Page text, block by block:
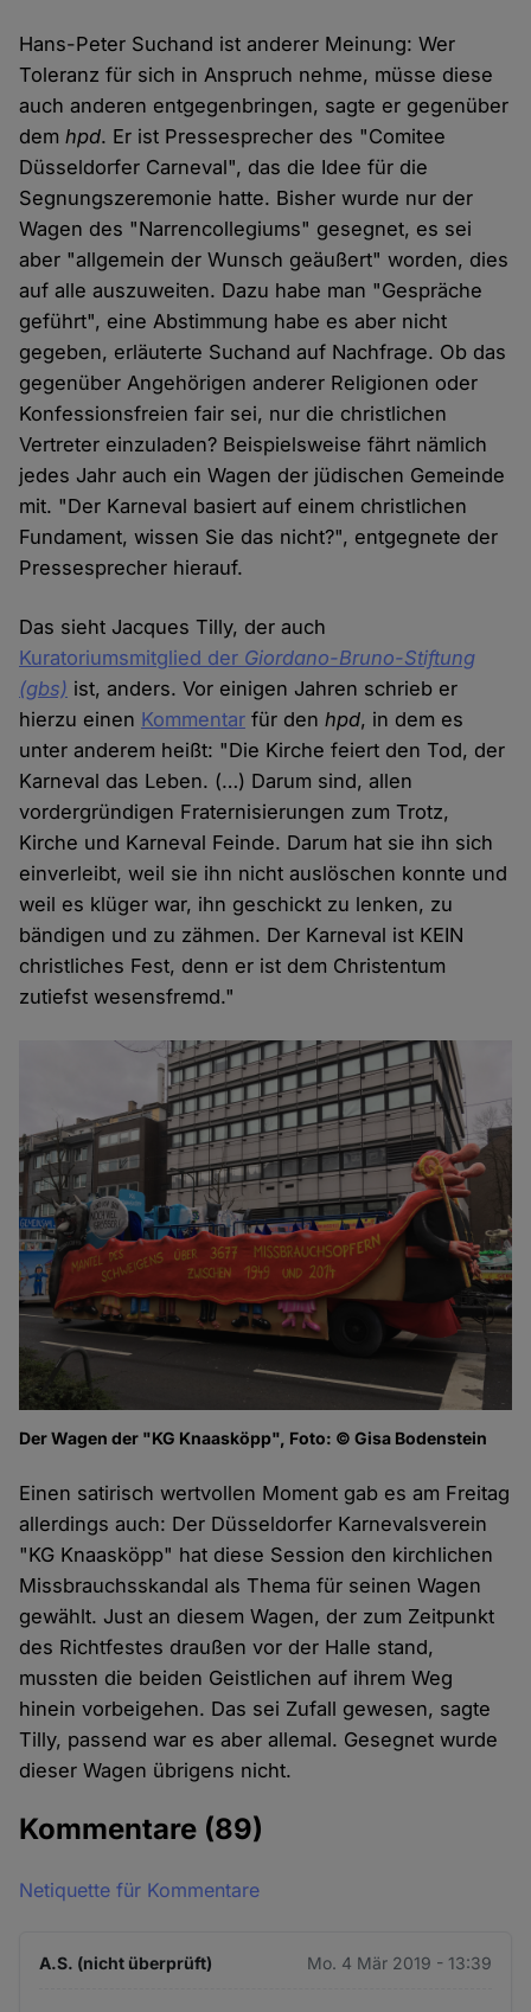
Hans-Peter Suchand ist anderer Meinung: Wer
Toleranz für sich in Anspruch nehme, müsse diese
auch anderen entgegenbringen, sagte er gegenüber
demhpd. Er ist Pressesprecher des "Comitee
Düsseldorfer Carneval", das die Idee für die
Segnungszeremonie hatte. Bisher wurde nur der
Wagen des "Narrencollegiums" gesegnet, es sei
aber "allgemein der Wunsch geäußert" worden, dies
auf alle auszuweiten. Dazu habe man "Gespräche
geführt", eine Abstimmung habe es aber nicht
gegeben, erläuterte Suchand auf Nachfrage. Ob das
gegenüber Angehörigen anderer Religionen oder
Konfessionsfreien fair sei, nur die christlichen
Vertreter einzuladen? Beispielsweise fährt nämlich
jedes Jahr auch ein Wagen der jüdischen Gemeinde
mit. "Der Karneval basiert auf einem christlichen
Fundament, wissen Sie das nicht?", entgegnete der
Pressesprecher hierauf.
Das sieht Jacques Tilly, der auch
Kuratoriumsmitglied der Giordano-Bruno-Stiftung
(gbs) ist, anders. Vor einigen Jahren schrieb er
hierzu einen Kommentar für denhpd, in dem es
unter anderem heißt: "Die Kirche feiert den Tod, der
Karneval das Leben. (…) Darum sind, allen
vordergründigen Fraternisierungen zum Trotz,
Kirche und Karneval Feinde. Darum hat sie ihn sich
einverleibt, weil sie ihn nicht auslöschen konnte und
weil es klüger war, ihn geschickt zu lenken, zu
bändigen und zu zähmen. Der Karneval ist KEIN
christliches Fest, denn er ist dem Christentum
zutiefst wesensfremd."
Der Wagen der "KG Knaasköpp", Foto: © Gisa Bodenstein
Einen satirisch wertvollen Moment gab es am Freitag
allerdings auch: Der Düsseldorfer Karnevalsverein
"KG Knaasköpp" hat diese Session den kirchlichen
Missbrauchsskandal als Thema für seinen Wagen
gewählt. Just an diesem Wagen, der zum Zeitpunkt
des Richtfestes draußen vor der Halle stand,
mussten die beiden Geistlichen auf ihrem Weg
hinein vorbeigehen. Das sei Zufall gewesen, sagte
Tilly, passend war es aber allemal. Gesegnet wurde
dieser Wagen übrigens nicht.
Kommentare (89)
Netiquette für Kommentare
A.S. (nicht überprüft) Mo. 4 Mär 2019 - 13:39